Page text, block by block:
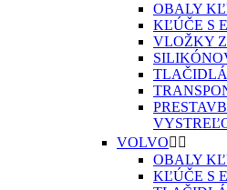
OBALY
KĽÚČE S
VLOŽKY
VOLVO 
OBALY
KĽÚČE S